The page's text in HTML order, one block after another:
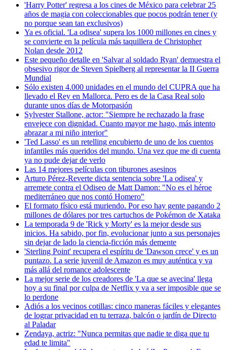
'Harry Potter' regresa a los cines de México para celebrar 25
años de magia con coleccionables que pocos podrán tener (y
no porque sean tan exclusivos)
Ya es oficial. 'La odisea' supera los 1000 millones en cines y
se convierte en la película más taquillera de Christopher
Nolan desde 2012
Este pequeño detalle en 'Salvar al soldado Ryan' demuestra el
obsesivo rigor de Steven Spielberg al representar la II Guerra
Mundial
Sólo existen 4.000 unidades en el mundo del CUPRA que ha
llevado el Rey en Mallorca. Pero es de la Casa Real solo
durante unos días de Motorpasión
Sylvester Stallone, actor: "Siempre he rechazado la frase
envejece con dignidad. Cuanto mayor me hago, más intento
abrazar a mi niño interior"
'Ted Lasso' es un retelling encubierto de uno de los cuentos
infantiles más queridos del mundo. Una vez que me di cuenta
ya no pude dejar de verlo
Las 14 mejores películas con tiburones asesinos
Arturo Pérez-Reverte dicta sentencia sobre 'La odisea' y
arremete contra el Odiseo de Matt Damon: "No es el héroe
mediterráneo que nos contó Homero"
El formato físico está muriendo. Por eso hay gente pagando 2
millones de dólares por tres cartuchos de Pokémon de Xataka
La temporada 9 de 'Rick y Morty' es la mejor desde sus
inicios. Ha sabido, por fin, evolucionar junto a sus personajes
sin dejar de lado la ciencia-ficción más demente
'Sterling Point' recupera el espíritu de 'Dawson crece' y es un
puntazo. La serie juvenil de Amazon es muy auténtica y va
más allá del romance adolescente
La mejor serie de los creadores de 'La que se avecina' llega
hoy a su final por culpa de Netflix y va a ser imposible que se
lo perdone
Adiós a los vecinos cotillas: cinco maneras fáciles y elegantes
de lograr privacidad en tu terraza, balcón o jardín de Directo
al Paladar
Zendaya, actriz: "Nunca permitas que nadie te diga que tu
edad te limita"